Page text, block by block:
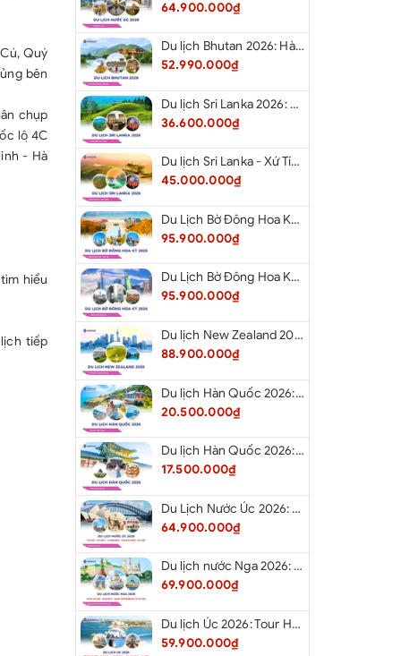
Quý
bên
chụp
lộ 4C
- Hà
hiểu
tiếp
64.900.000₫
Du lịch Bhutan 2026: Hà Nội - Bhutan - Paro - Thimphu - Punakha
52.990.000₫
Du lịch Sri Lanka 2026: Khám Phá Xứ Tích Lan
36.600.000₫
Du lịch Sri Lanka - Xứ Tích Lan 2026: Tham Dự Lễ Hội Rước Xá Lợi Răng Phật
45.000.000₫
Du Lịch Bờ Đông Hoa Kỳ 2026: Washington DC - Philadelphia - New York - Boston - New Hampshire White Mountains - Albany - Niagara Falls - Buffalo - Corning - New York
95.900.000₫
Du Lịch Bờ Đông Hoa Kỳ 2026: New York - Boston - New Hampshire - Artist’s Bluff - Echo Lake Kancamagus Highway - White Mountains - Albany - Buffalo Niagara Falls - Corning - Washington DC
95.900.000₫
Du lịch New Zealand 2026: Tour Auckland - Waitomo - Taupo - Rotorua - Matamata - Hamilton
88.900.000₫
Du lịch Hàn Quốc 2026: Tour Hà Nội - Busan - Gyeongju - Seoul - Đảo Nami - Tàu Điện Ven Biển Haeundae - Cầu Kính Oryukdo - Làng Văn Hóa Huinnyeoul
20.500.000₫
Du lịch Hàn Quốc 2026: Tour Hà Nội - Seoul - Nami - Everland - Painter Show - Thư Viện Sách
17.500.000₫
Du Lịch Nước Úc 2026: Tour Hà Nội - Sydney - Canberra - Melbourne - Hà Nội
64.900.000₫
Du lịch nước Nga 2026: Tour Hà Nội - Moscow - Saint Petersburg từ Hà Nội
69.900.000₫
Du lịch Úc 2026: Tour Hà Nội - Sydney - Canberra - Melbourne - Hà Nội
59.900.000₫